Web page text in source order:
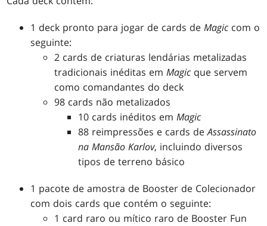
1 deck pronto para jogar de cards deMagic com o
seguinte:
2 cards de criaturas lendárias metalizadas
tradicionais inéditas emMagic que servem
como comandantes do deck
98 cards não metalizados
10 cards inéditos emMagic
88 reimpressões e cards deAssassinato
na Mansão Karlov, incluindo diversos
tipos de terreno básico
1 pacote de amostra de Booster de Colecionador
com dois cards que contém o seguinte:
1 card raro ou mítico raro de Booster Fun